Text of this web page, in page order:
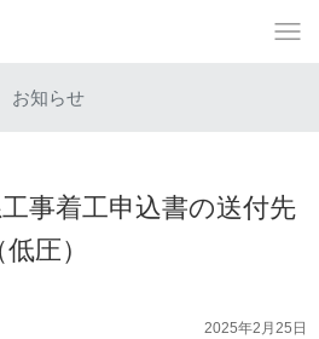
お知らせ
工事着工申込書の送付先
圧）
2025年2月25日